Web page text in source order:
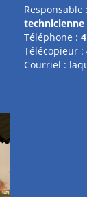
Responsable :
technicienne
Téléphone :
Télécopieur :
Courriel :